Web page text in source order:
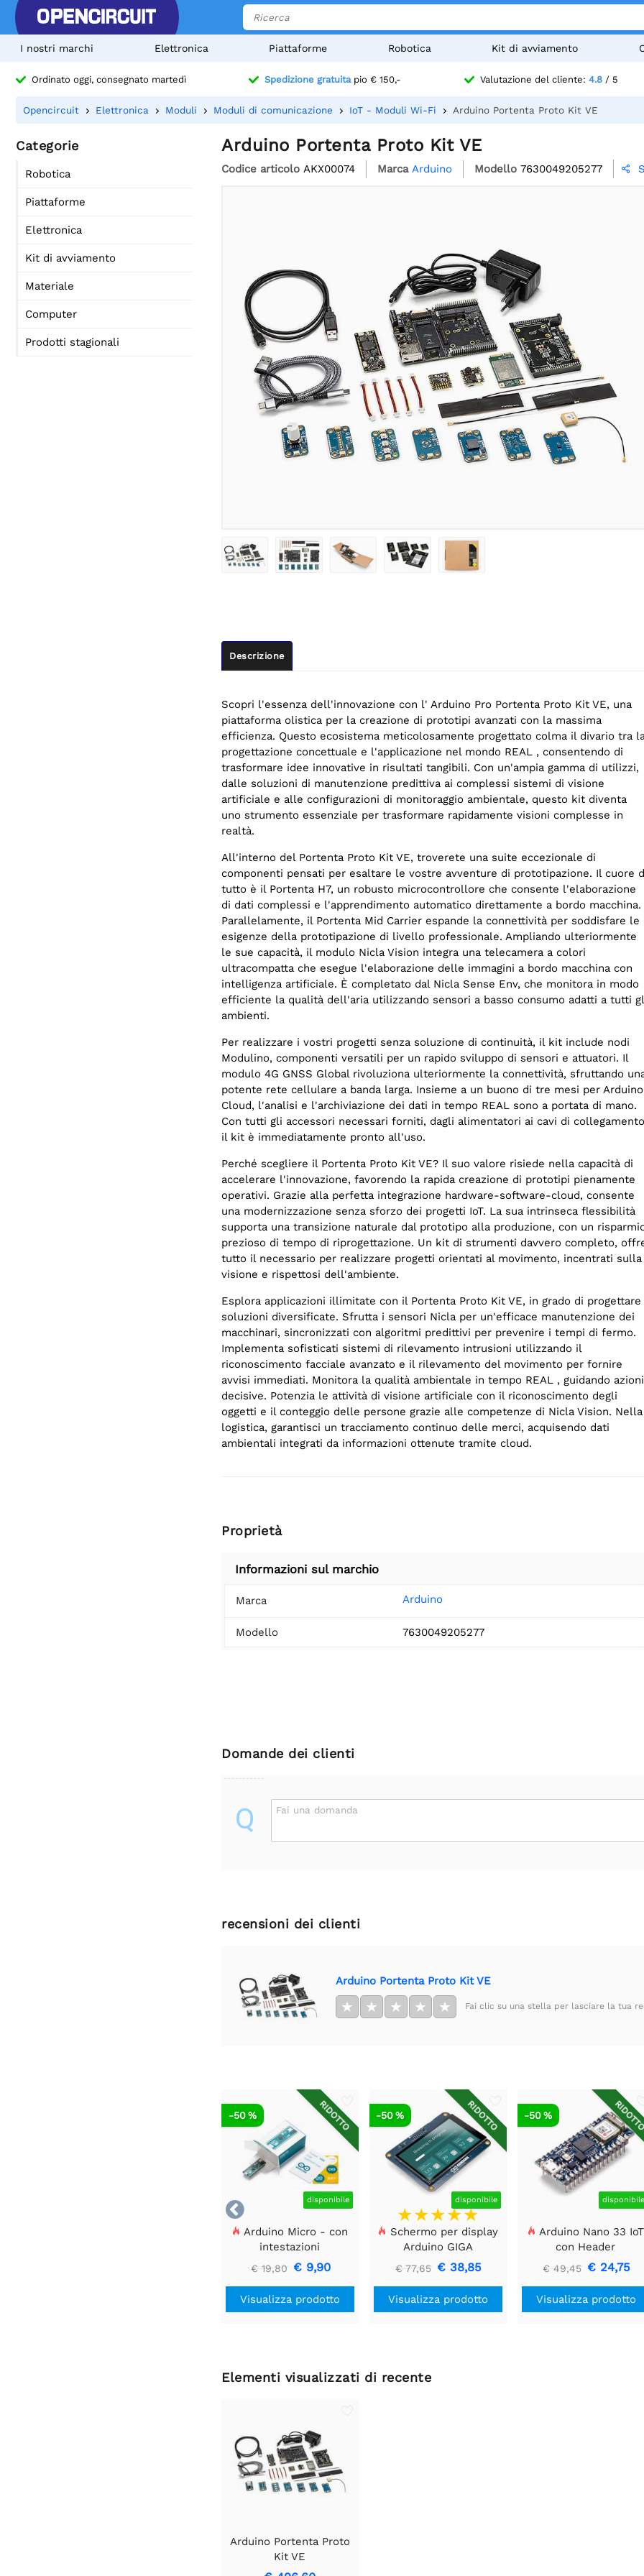
I nostri marchi Elettronica Piattaforme Robotica Kit di avviamento
Ordinato oggi, consegnato martedì Spedizione gratuitapio € 150,- Valutazione del cliente: 4.8/ 5
Opencircuit Elettronica Moduli Moduli di comunicazione IoT - Moduli Wi-Fi Arduino Portenta Proto Kit VE
Categorie
Robotica
Piattaforme
Elettronica
Kit di avviamento
Materiale
Computer
Prodotti stagionali
Arduino Portenta Proto Kit VE
Codice articolo AKX00074 Marca Arduino Modello 7630049205277 
Descrizione
Scopri l'essenza dell'innovazione con l' Arduino Pro Portenta Proto Kit VE, una
piattaforma olistica per la creazione di prototipi avanzati con la massima
efficienza. Questo ecosistema meticolosamente progettato colma il divario tra
progettazione concettuale e l'applicazione nel mondo REAL , consentendo di
trasformare idee innovative in risultati tangibili. Con un'ampia gamma di utilizzi,
dalle soluzioni di manutenzione predittiva ai complessi sistemi di visione
artificiale e alle configurazioni di monitoraggio ambientale, questo kit diventa
uno strumento essenziale per trasformare rapidamente visioni complesse in
realtà.
All'interno del Portenta Proto Kit VE, troverete una suite eccezionale di
componenti pensati per esaltare le vostre avventure di prototipazione. Il cuore
tutto è il Portenta H7, un robusto microcontrollore che consente l'elaborazione
di dati complessi e l'apprendimento automatico direttamente a bordo macchina.
Parallelamente, il Portenta Mid Carrier espande la connettività per soddisfare le
esigenze della prototipazione di livello professionale. Ampliando ulteriormente
le sue capacità, il modulo Nicla Vision integra una telecamera a colori
ultracompatta che esegue l'elaborazione delle immagini a bordo macchina con
intelligenza artificiale. È completato dal Nicla Sense Env, che monitora in modo
efficiente la qualità dell'aria utilizzando sensori a basso consumo adatti a tutti
ambienti.
Per realizzare i vostri progetti senza soluzione di continuità, il kit include nodi
Modulino, componenti versatili per un rapido sviluppo di sensori e attuatori. Il
modulo 4G GNSS Global rivoluziona ulteriormente la connettività, sfruttando
potente rete cellulare a banda larga. Insieme a un buono di tre mesi per Arduino
Cloud, l'analisi e l'archiviazione dei dati in tempo REAL sono a portata di mano.
Con tutti gli accessori necessari forniti, dagli alimentatori ai cavi di
il kit è immediatamente pronto all'uso.
Perché scegliere il Portenta Proto Kit VE? Il suo valore risiede nella capacità di
accelerare l'innovazione, favorendo la rapida creazione di prototipi pienamente
operativi. Grazie alla perfetta integrazione hardware-software-cloud, consente
una modernizzazione senza sforzo dei progetti IoT. La sua intrinseca flessibilità
supporta una transizione naturale dal prototipo alla produzione, con un
prezioso di tempo di riprogettazione. Un kit di strumenti davvero completo,
tutto il necessario per realizzare progetti orientati al movimento, incentrati sulla
visione e rispettosi dell'ambiente.
Esplora applicazioni illimitate con il Portenta Proto Kit VE, in grado di progettare
soluzioni diversificate. Sfrutta i sensori Nicla per un'efficace manutenzione dei
macchinari, sincronizzati con algoritmi predittivi per prevenire i tempi di fermo.
Implementa sofisticati sistemi di rilevamento intrusioni utilizzando il
riconoscimento facciale avanzato e il rilevamento del movimento per fornire
avvisi immediati. Monitora la qualità ambientale in tempo REAL , guidando azioni
decisive. Potenzia le attività di visione artificiale con il riconoscimento degli
oggetti e il conteggio delle persone grazie alle competenze di Nicla Vision. Nella
logistica, garantisci un tracciamento continuo delle merci, acquisendo dati
ambientali integrati da informazioni ottenute tramite cloud.
Proprietà
Informazioni sul marchio
Marca Arduino
Modello 7630049205277
Domande dei clienti
Q Fai una domanda
recensioni dei clienti
Arduino Portenta Proto Kit VE
★ ★ ★ ★ ★ Fai clic su una stella per lasciare la tua

RIDOTTO
disponibile
-50 %
Arduino Micro - con
intestazioni
€ 19,80 € 9,90
Visualizza prodotto
RIDOTTO
disponibile
-50 %
Schermo per display
Arduino GIGA
€ 77,65 € 38,85
Visualizza prodotto
disponibile
-50 %
Arduino Nano 33 IoT
con Header
€ 49,45 € 24,75
Visualizza prodotto
Elementi visualizzati di recente
Arduino Portenta Proto
Kit VE